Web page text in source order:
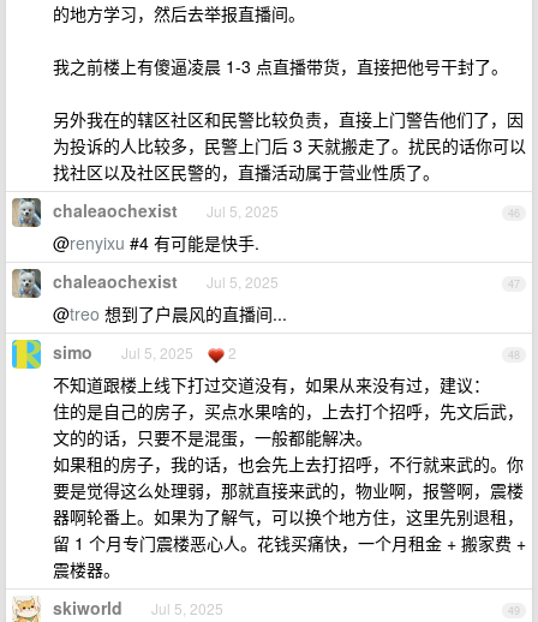
的地方学习，然后去举报直播间。
我之前楼上有傻逼凌晨 1-3 点直播带货，直接把他号干封了。
另外我在的辖区社区和民警比较负责，直接上门警告他们了，因
为投诉的人比较多，民警上门后 3 天就搬走了。扰民的话你可以
找社区以及社区民警的，直播活动属于营业性质了。
46
chaleaochexist Jul 5, 2025
@renyixu #4 有可能是快手.
47
chaleaochexist Jul 5, 2025
@treo 想到了户晨风的直播间...
48
simo Jul 5, 2025 2
不知道跟楼上线下打过交道没有，如果从来没有过，建议：
住的是自己的房子，买点水果啥的，上去打个招呼，先文后武，
文的的话，只要不是混蛋，一般都能解决。
如果租的房子，我的话，也会先上去打招呼，不行就来武的。你
要是觉得这么处理弱，那就直接来武的，物业啊，报警啊，震楼
器啊轮番上。如果为了解气，可以换个地方住，这里先别退租，
留 1 个月专门震楼恶心人。花钱买痛快，一个月租金 + 搬家费 +
震楼器。
49
skiworld Jul 5, 2025